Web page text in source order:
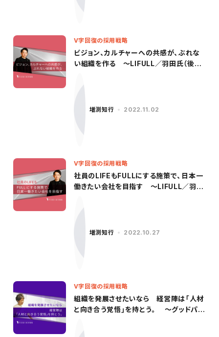
V字回復の採用戦略
ビジョン、カルチャーへの共感が、ぶれな
い組織を作る ～LIFULL／羽田氏（後
増渕知行 2022.11.02
V字回復の採用戦略
社員のLIFEもFULLにする施策で、日本一
働きたい会社を目指す 〜LIFULL／羽田
増渕知行 2022.10.27
V字回復の採用戦略
組織を発展させたいなら 経営陣は「人材
と向き合う覚悟」を持とう。 〜グッドパッ